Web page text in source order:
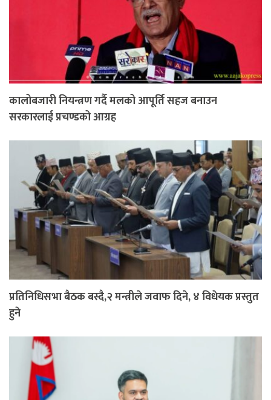
कालोबजारी नियन्त्रण गर्दै मलको आपूर्ति सहज बनाउन
सरकारलाई प्रचण्डको आग्रह
प्रतिनिधिसभा बैठक बस्दै,२ मन्त्रीले जवाफ दिने, ४ विधेयक प्रस्तुत
हुने